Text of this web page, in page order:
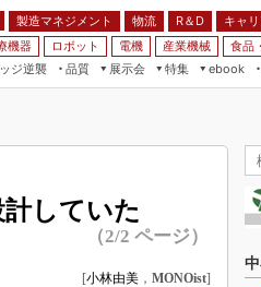
製造マネジメント 物流 R＆D
キャ
機器 ロボット 電機 産業機械 食品
ジ逆襲 品質
展示会
特集
サービス
ebook
リティ
していた
（2/2 ページ）
[小林由美 ， MONOist]